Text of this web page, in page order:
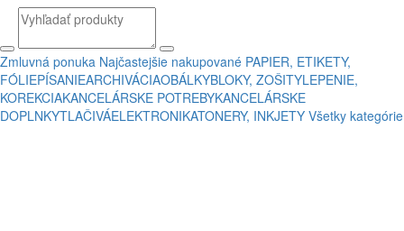
Zmluvná ponuka Najčastejšie nakupované PAPIER, ETIKETY,
FÓLIEPÍSANIEARCHIVÁCIAOBÁLKYBLOKY, ZOŠITYLEPENIE,
KOREKCIAKANCELÁRSKE POTREBYKANCELÁRSKE
DOPLNKYTLAČIVÁELEKTRONIKATONERY, INKJETY Všetky kategórie